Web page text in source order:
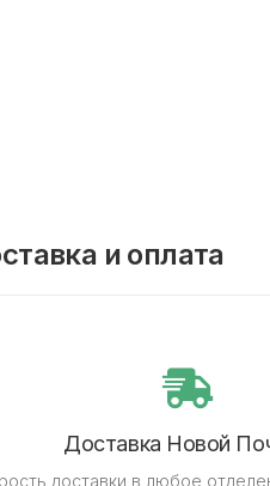
и оплата
Доставка Новой
доставки в любое